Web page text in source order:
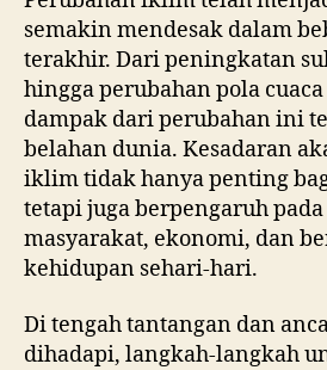
semakin mendesak dalam
terakhir. Dari peningkatan
hingga perubahan pola
dampak dari perubahan ini
belahan dunia. Kesadaran
iklim tidak hanya penting
tetapi juga berpengaruh
masyarakat, ekonomi, dan
kehidupan sehari-hari.
Di tengah tantangan dan
dihadapi, langkah-langkah